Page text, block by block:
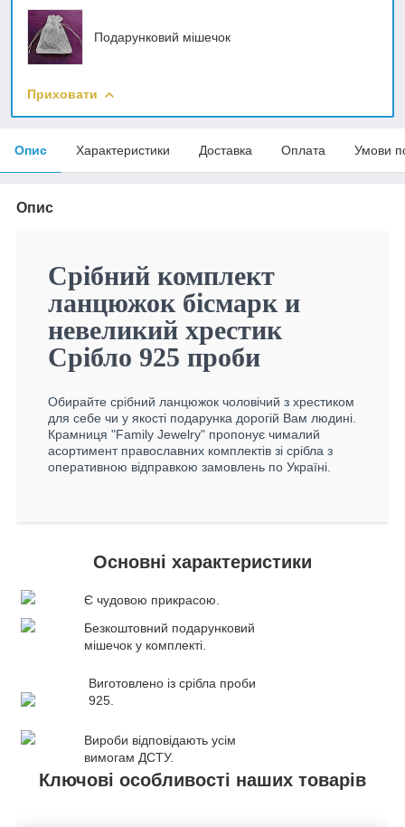
Подарунковий мішечок
Приховати
Опис Характеристики Доставка Оплата Умови
Опис
Срібний комплект
ланцюжок бісмарк и
невеликий хрестик
Срібло 925 проби
Обирайте срібний ланцюжок чоловічий з хрестиком
для себе чи у якості подарунка дорогій Вам людині.
Крамниця "Family Jewelry" пропонує чималий
асортимент православних комплектів зі срібла з
оперативною відправкою замовлень по Україні.
Основні характеристики
Є чудовою прикрасою.
Безкоштовний подарунковий
мішечок у комплекті.
Виготовлено із срібла проби
925.
Вироби відповідають усім
вимогам ДСТУ.
Ключові особливості наших товарів